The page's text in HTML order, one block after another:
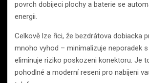
povrch dobijeci plochy a baterie se
energii.
Celkově lze řici, že bezdrátova dobiacka
mnoho vyhod – minimalizuje neporadek
eliminuje riziko poskozeni konektoru. Je
pohodlné a moderní reseni pro nabijeni